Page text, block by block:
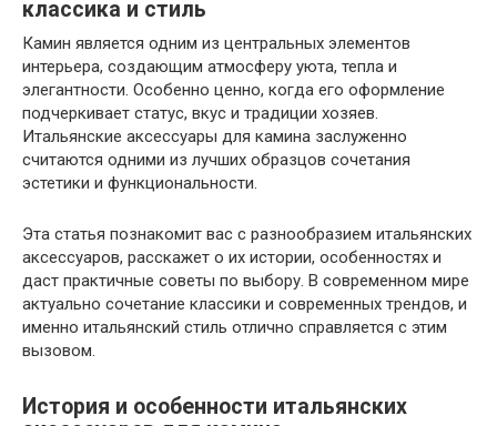
классика и стиль
Камин является одним из центральных элементов
интерьера, создающим атмосферу уюта, тепла и
элегантности. Особенно ценно, когда его оформление
подчеркивает статус, вкус и традиции хозяев.
Итальянские аксессуары для камина заслуженно
считаются одними из лучших образцов сочетания
эстетики и функциональности.
Эта статья познакомит вас с разнообразием итальянских
аксессуаров, расскажет о их истории, особенностях и
даст практичные советы по выбору. В современном мире
актуально сочетание классики и современных трендов, и
именно итальянский стиль отлично справляется с этим
вызовом.
История и особенности итальянских